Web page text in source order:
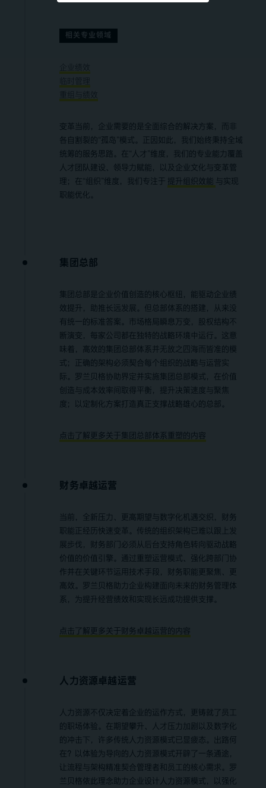
相关专业领域
企业绩效
临时管理
重组与绩效
变革当前，企业需要的是全面综合的解决方案，而非
各自割裂的“孤岛”模式。正因如此，我们始终秉持全域
统筹的服务思路。在“人才”维度，我们的专业能力覆盖
人才团队建设、领导力赋能，以及企业文化与变革管
理；在“组织”维度，我们专注于 提升组织效能 与实现
职能优化。
集团总部
集团总部是企业价值创造的核心枢纽，能驱动企业绩
效提升，助推长远发展。但总部体系的搭建，从来没
有统一的标准答案。市场格局瞬息万变，股权结构不
断演变，每家公司都在独特的战略环境中运行。这意
味着，高效的集团总部体系并无放之四海而皆准的模
式；正确的架构必须契合每个组织的战略与运营实
际。罗兰贝格协助界定并实施集团总部模式，在价值
创造与成本效率间取得平衡，提升决策速度与聚焦
度；以定制化方案打造真正支撑战略雄心的总部。
点击了解更多关于集团总部体系重塑的内容
财务卓越运营
当前，全新压力、更高期望与数字化机遇交织，财务
职能正经历快速变革。传统的组织架构已难以跟上发
展步伐，财务部门必须从后台支持角色转向驱动战略
价值的价值引擎。通过重塑运营模式、强化跨部门协
作并在关键环节运用技术手段，财务职能更聚焦、更
高效。罗兰贝格助力企业构建面向未来的财务管理体
系，为提升经营绩效和实现长远成功提供支撑。
点击了解更多关于财务卓越运营的内容
人力资源卓越运营
人力资源不仅决定着企业的运作方式，更铸就了员工
的职场体验。在期望攀升、人才压力加剧以及数字化
的冲击下，许多传统人力资源模式已显疲态。出路何
在？以体验为导向的人力资源模式开辟了一条通途，
让流程与架构精准契合管理者和员工的核心需求。罗
兰贝格依此理念助力企业设计人力资源模式，以强化